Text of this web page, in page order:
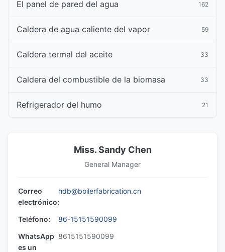
El panel de pared del agua 162
Caldera de agua caliente del vapor 59
Caldera termal del aceite 33
Caldera del combustible de la biomasa 33
Refrigerador del humo 21
Miss. Sandy Chen
General Manager
Correo
electrónico:
hdb@boilerfabrication.cn
Teléfono:
86-15151590099
WhatsApp
es un
8615151590099